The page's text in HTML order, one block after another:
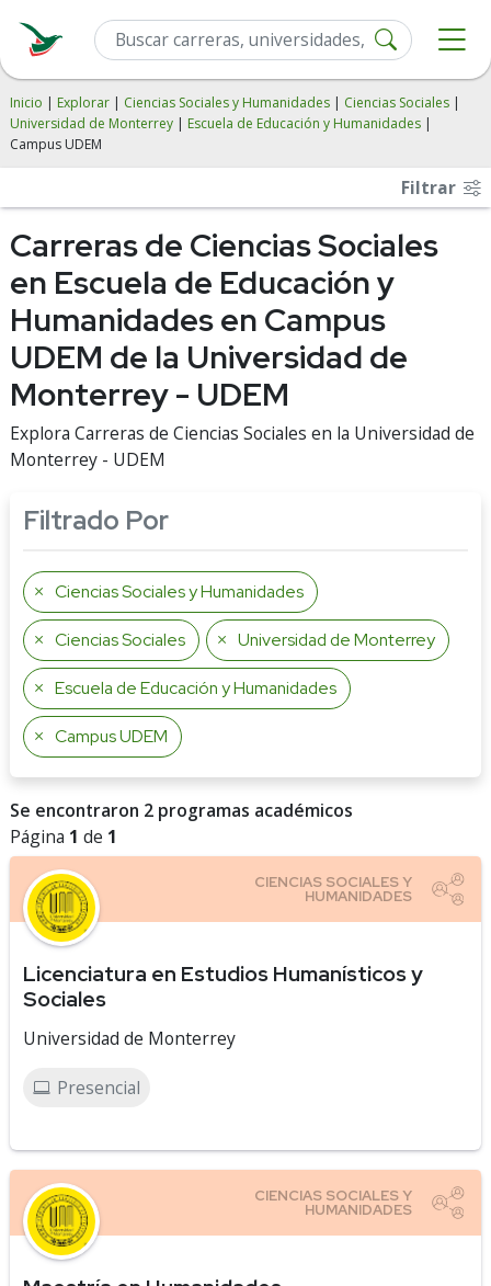
Inicio | Explorar | Ciencias Sociales y Humanidades | Ciencias Sociales |
Universidad de Monterrey | Escuela de Educación y Humanidades |
Campus UDEM
Filtrar
Carreras de Ciencias Sociales
en Escuela de Educación y
Humanidades en Campus
UDEM de la Universidad de
Monterrey - UDEM
Explora Carreras de Ciencias Sociales en la Universidad de
Monterrey - UDEM
Filtrado Por
Ciencias Sociales y Humanidades
Ciencias Sociales Universidad de Monterrey
Escuela de Educación y Humanidades
Campus UDEM
Se encontraron 2 programas académicos
Página 1 de 1
Licenciatura en Estudios Humanísticos y
Sociales
Universidad de Monterrey
Presencial